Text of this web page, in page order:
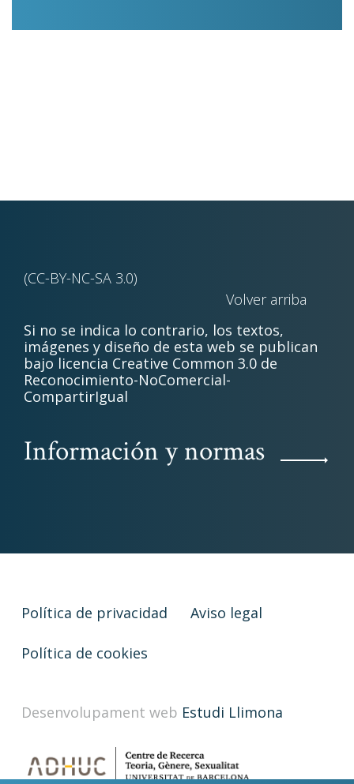
(CC-BY-NC-SA 3.0)
Volver arriba
Si no se indica lo contrario, los textos,
imágenes y diseño de esta web se publican
bajo licencia Creative Common 3.0 de
Reconocimiento-NoComercial-
CompartirIgual
Información y normas
Política de privacidad Aviso legal
Política de cookies
Desenvolupament web Estudi Llimona